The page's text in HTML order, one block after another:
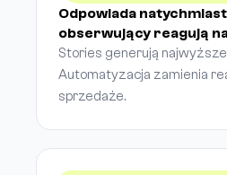
Odpowiada
obserwujący reagują
Stories generują
Automatyzacja zamienia
sprzedaże.